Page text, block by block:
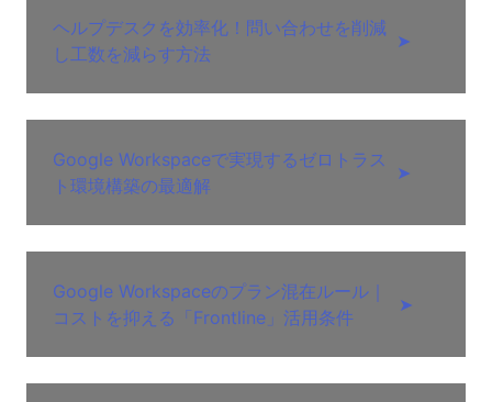
ヘルプデスクを効率化！問い合わせを削減
し工数を減らす方法
➤
Google Workspaceで実現するゼロトラス
ト環境構築の最適解
➤
Google Workspaceのプラン混在ルール｜
コストを抑える「Frontline」活用条件
➤